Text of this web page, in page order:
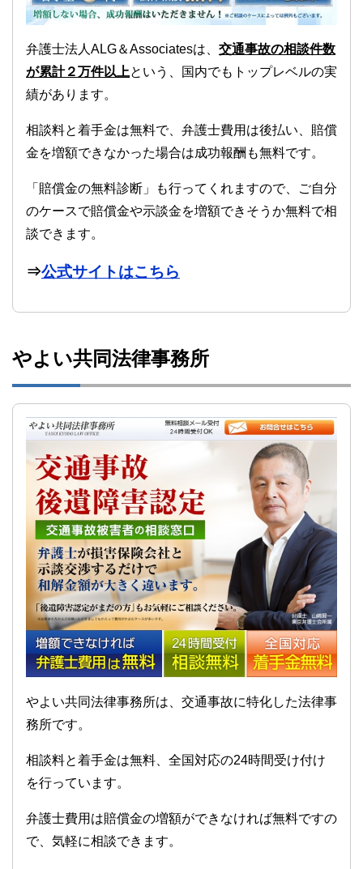
弁護士法人ALG＆Associatesは、 交通事故の相談件数
が累計２万件以上という、国内でもトップレベルの実
績があります。
相談料と着手金は無料で、弁護士費用は後払い、賠償
金を増額できなかった場合は成功報酬も無料です。
「賠償金の無料診断」も行ってくれますので、ご自分
のケースで賠償金や示談金を増額できそうか無料で相
談できます。
⇒公式サイトはこちら
やよい共同法律事務所
やよい共同法律事務所は、交通事故に特化した法律事
務所です。
相談料と着手金は無料、全国対応の24時間受け付け
を行っています。
弁護士費用は賠償金の増額ができなければ無料ですの
で、気軽に相談できます。